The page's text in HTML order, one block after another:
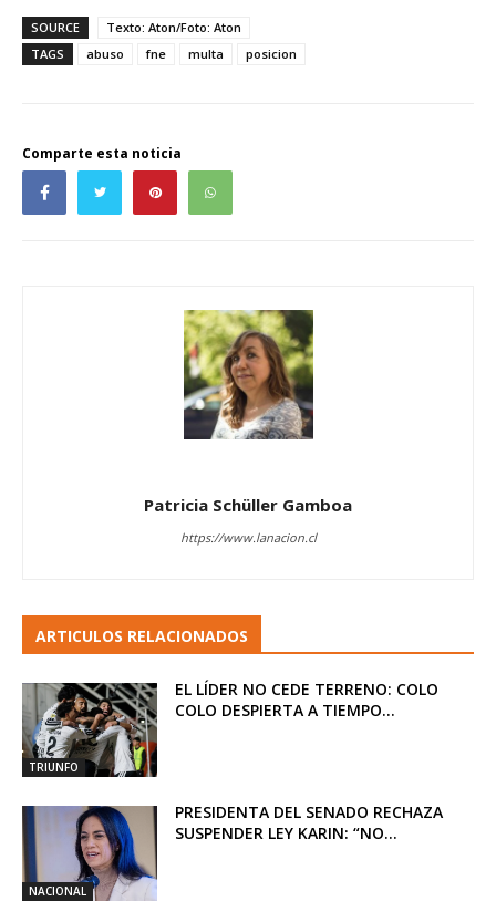
SOURCE
Texto: Aton/Foto: Aton
TAGS
abuso fne multa posicion
Comparte esta noticia
Patricia Schüller Gamboa
https://www.lanacion.cl
ARTICULOS RELACIONADOS
TRIUNFO
EL LÍDER NO CEDE TERRENO: COLO
COLO DESPIERTA A TIEMPO...
NACIONAL
PRESIDENTA DEL SENADO RECHAZA
SUSPENDER LEY KARIN: “NO...